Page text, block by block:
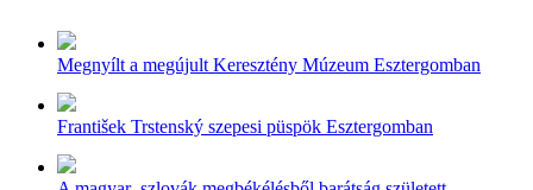
Megnyílt a megújult Keresztény Múzeum Esztergomban
František Trstenský szepesi püspök Esztergomban